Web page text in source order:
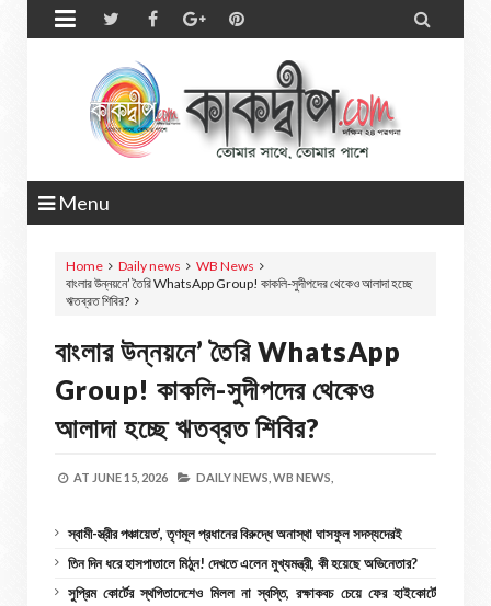
 
Menu
Home Daily news
WB News
বাংলার উন্নয়নে’ তৈরি WhatsApp Group! কাকলি-সুদীপদের থেকেও আলাদা হচ্ছে
ঋতব্রত শিবির?
বাংলার উন্নয়নে’ তৈরি WhatsApp
Group! কাকলি-সুদীপদের থেকেও
আলাদা হচ্ছে ঋতব্রত শিবির?
AT JUNE 15, 2026 DAILY NEWS, WB NEWS,
স্বামী-স্ত্রীর পঞ্চায়েত’, তৃণমূল প্রধানের বিরুদ্ধে অনাস্থা ঘাসফুল সদস্যদেরই
তিন দিন ধরে হাসপাতালে মিঠুন! দেখতে এলেন মুখ্যমন্ত্রী, কী হয়েছে অভিনেতার?
সুপ্রিম কোর্টের স্থগিতাদেশেও মিলল না স্বস্তি, রক্ষাকবচ চেয়ে ফের হাইকোর্টে